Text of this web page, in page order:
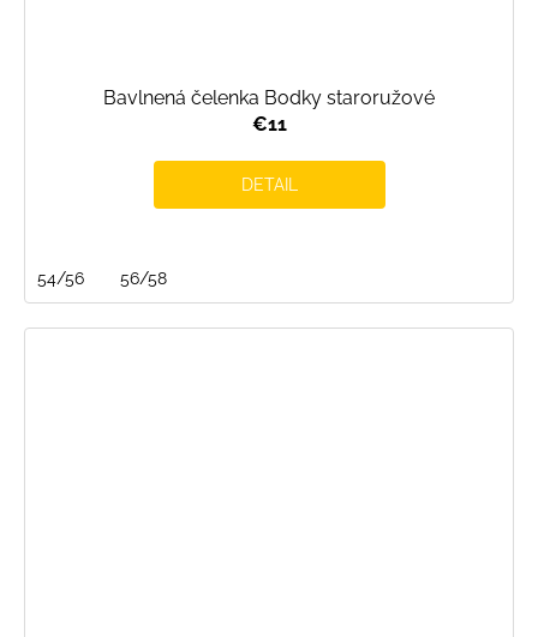
Bavlnená čelenka Bodky staroružové
€11
DETAIL
54/56 56/58